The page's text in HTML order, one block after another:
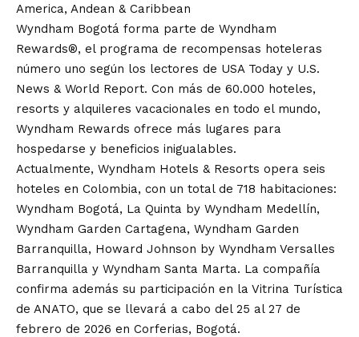
America, Andean & Caribbean
Wyndham Bogotá forma parte de Wyndham
Rewards®, el programa de recompensas hoteleras
número uno según los lectores de USA Today y U.S.
News & World Report. Con más de 60.000 hoteles,
resorts y alquileres vacacionales en todo el mundo,
Wyndham Rewards ofrece más lugares para
hospedarse y beneficios inigualables.
Actualmente, Wyndham Hotels & Resorts opera seis
hoteles en Colombia, con un total de 718 habitaciones:
Wyndham Bogotá, La Quinta by Wyndham Medellín,
Wyndham Garden Cartagena, Wyndham Garden
Barranquilla, Howard Johnson by Wyndham Versalles
Barranquilla y Wyndham Santa Marta. La compañía
confirma además su participación en la Vitrina Turística
de ANATO, que se llevará a cabo del 25 al 27 de
febrero de 2026 en Corferias, Bogotá.